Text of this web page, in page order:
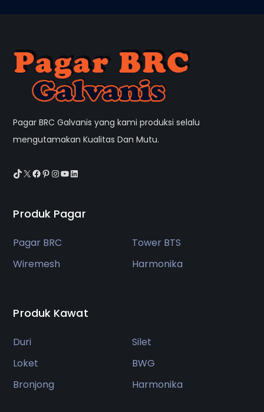
Pagar BRC Galvanis yang kami produksi selalu
mengutamakan Kualitas Dan Mutu.
TikTok
X Facebook
Pinterest
Instagram
YouTube
LinkedIn
Produk Pagar
Pagar BRC
Tower BTS
Wiremesh
Harmonika
Produk Kawat
Duri
Silet
Loket
BWG
Bronjong
Harmonika